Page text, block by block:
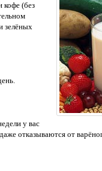
(без
зелёных
у вас
отказываются от